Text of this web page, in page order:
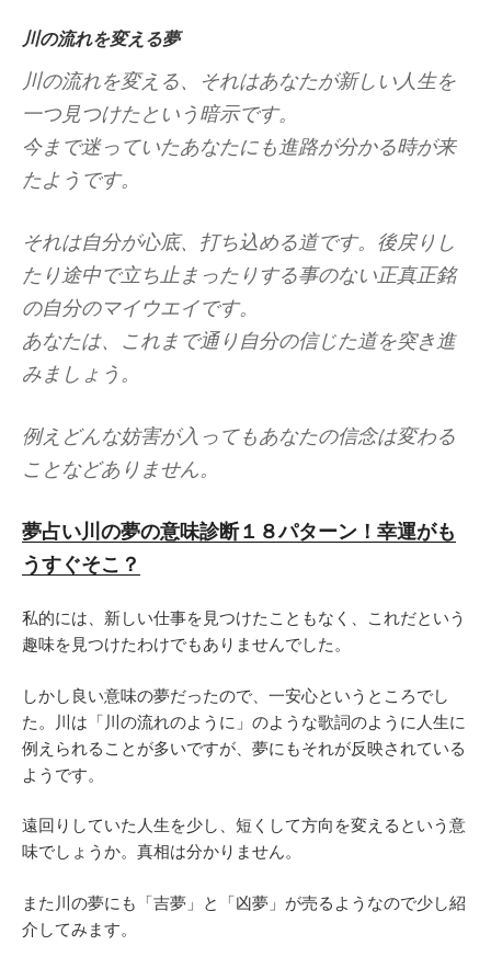
川の流れを変える夢
川の流れを変える、それはあなたが新しい人生を
一つ見つけたという暗示です。
今まで迷っていたあなたにも進路が分かる時が来
たようです。
それは自分が心底、打ち込める道です。後戻りし
たり途中で立ち止まったりする事のない正真正銘
の自分のマイウエイです。
あなたは、これまで通り自分の信じた道を突き進
みましょう。
例えどんな妨害が入ってもあなたの信念は変わる
ことなどありません。
夢占い川の夢の意味診断１８パターン！幸運がも
うすぐそこ？
私的には、新しい仕事を見つけたこともなく、これだという
趣味を見つけたわけでもありませんでした。
しかし良い意味の夢だったので、一安心というところでし
た。川は「川の流れのように」のような歌詞のように人生に
例えられることが多いですが、夢にもそれが反映されている
ようです。
遠回りしていた人生を少し、短くして方向を変えるという意
味でしょうか。真相は分かりません。
また川の夢にも「吉夢」と「凶夢」が売るようなので少し紹
介してみます。